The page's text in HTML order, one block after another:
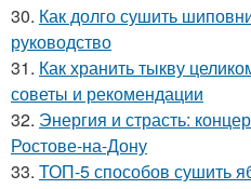
30. Как долго сушить
руководство
31. Как хранить тыкву
советы и рекомендации
32. Энергия и страсть:
Ростове-на-Дону
33. ТОП-5 способов сушить